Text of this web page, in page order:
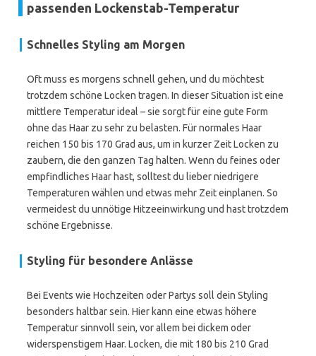
passenden Lockenstab-Temperatur
Schnelles Styling am Morgen
Oft muss es morgens schnell gehen, und du möchtest
trotzdem schöne Locken tragen. In dieser Situation ist eine
mittlere Temperatur ideal – sie sorgt für eine gute Form
ohne das Haar zu sehr zu belasten. Für normales Haar
reichen 150 bis 170 Grad aus, um in kurzer Zeit Locken zu
zaubern, die den ganzen Tag halten. Wenn du feines oder
empfindliches Haar hast, solltest du lieber niedrigere
Temperaturen wählen und etwas mehr Zeit einplanen. So
vermeidest du unnötige Hitzeeinwirkung und hast trotzdem
schöne Ergebnisse.
Styling für besondere Anlässe
Bei Events wie Hochzeiten oder Partys soll dein Styling
besonders haltbar sein. Hier kann eine etwas höhere
Temperatur sinnvoll sein, vor allem bei dickem oder
widerspenstigem Haar. Locken, die mit 180 bis 210 Grad